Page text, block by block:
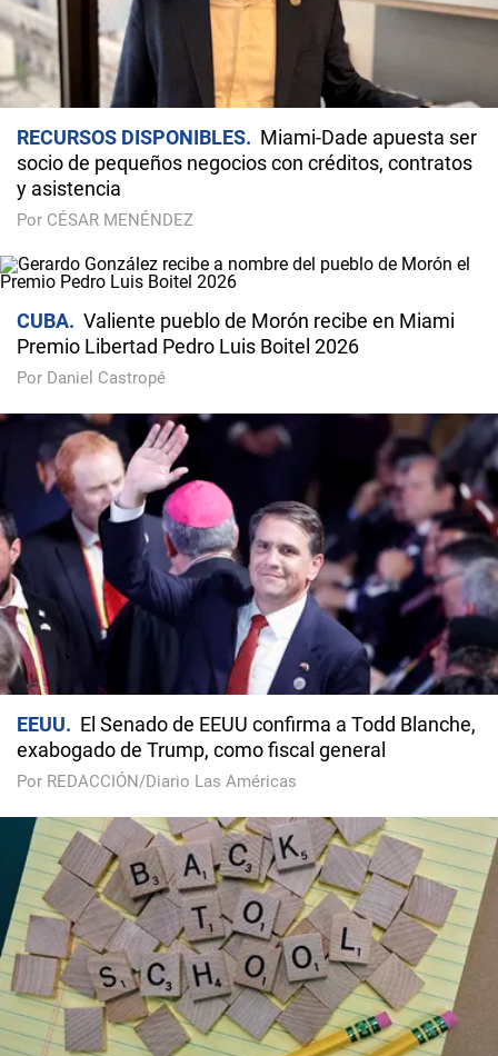
RECURSOS DISPONIBLES
Miami-Dade apuesta ser
socio de pequeños negocios con créditos, contratos
y asistencia
Por CÉSAR MENÉNDEZ
CUBA
Valiente pueblo de Morón recibe en Miami
Premio Libertad Pedro Luis Boitel 2026
Por Daniel Castropé
EEUU
El Senado de EEUU confirma a Todd Blanche,
exabogado de Trump, como fiscal general
Por REDACCIÓN/Diario Las Américas